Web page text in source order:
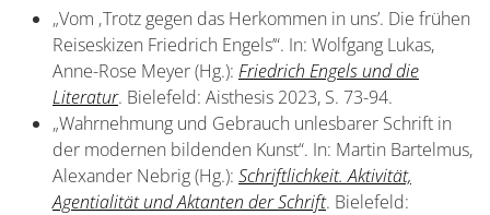
„Vom ‚Trotz gegen das Herkommen in uns’. Die frühen
Reiseskizen Friedrich Engels’“. In: Wolfgang Lukas,
Anne-Rose Meyer (Hg.): Friedrich Engels und die
Literatur. Bielefeld: Aisthesis 2023, S. 73-94.
„Wahrnehmung und Gebrauch unlesbarer Schrift in
der modernen bildenden Kunst“. In: Martin Bartelmus,
Alexander Nebrig (Hg.): Schriftlichkeit. Aktivität,
Agentialität und Aktanten der Schrift. Bielefeld: